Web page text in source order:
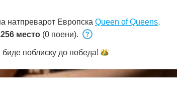
натпреварот Европска Queen of Queens.
место (0 поени).
биде поблиску до победа!